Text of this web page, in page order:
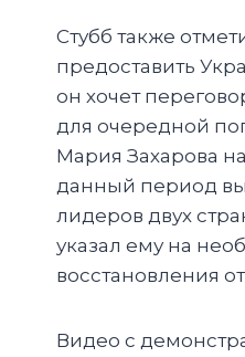
Стубб также
предоставить
он хочет
для очередной
Мария Захарова
данный период
лидеров двух
указал ему на
восстановления
Видео с